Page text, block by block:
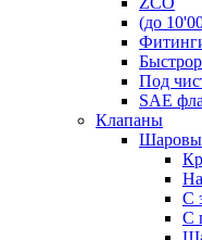
(до
Под
SAE
Клапаны
С
С